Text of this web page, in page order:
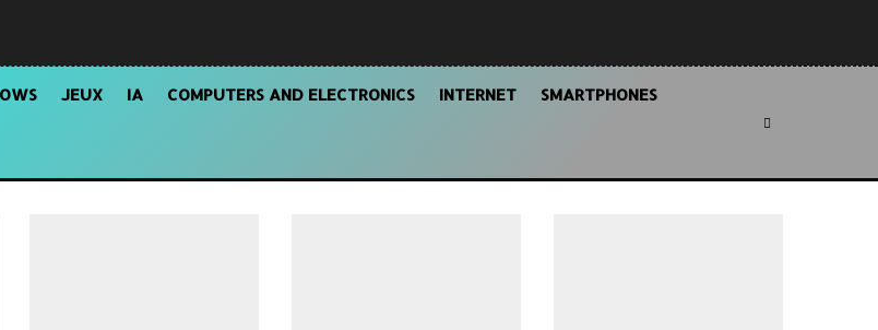
JEUX IA COMPUTERS AND ELECTRONICS INTERNET SMARTPHONES